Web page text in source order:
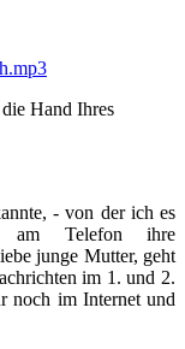
- von der ich es
Telefon ihre
junge Mutter, geht
im 1. und 2.
noch im Internet und